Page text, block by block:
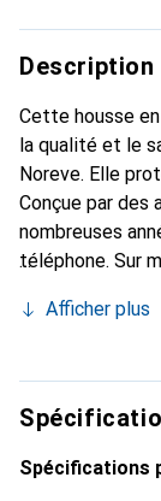
Description
Cette housse
la qualité et le
Noreve. Elle
Conçue par des
nombreuses
téléphone. Sur
et
marque Noreve
exigeante.
Afficher plus
Spécifications